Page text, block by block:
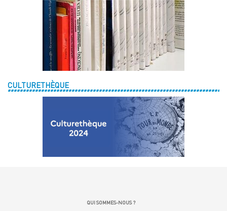
CULTURETHÈQUE
QUI SOMMES-NOUS ?